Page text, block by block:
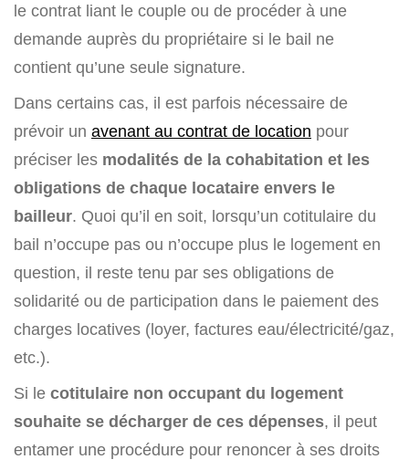
le contrat liant le couple ou de procéder à une
demande auprès du propriétaire si le bail ne
contient qu’une seule signature.
Dans certains cas, il est parfois nécessaire de
prévoir un avenant au contrat de location pour
préciser les modalités de la cohabitation et les
obligations de chaque locataire envers le
bailleur. Quoi qu’il en soit, lorsqu’un cotitulaire du
bail n’occupe pas ou n’occupe plus le logement en
question, il reste tenu par ses obligations de
solidarité ou de participation dans le paiement des
charges locatives (loyer, factures eau/électricité/gaz,
etc.).
Si le cotitulaire non occupant du logement
souhaite se décharger de ces dépenses, il peut
entamer une procédure pour renoncer à ses droits